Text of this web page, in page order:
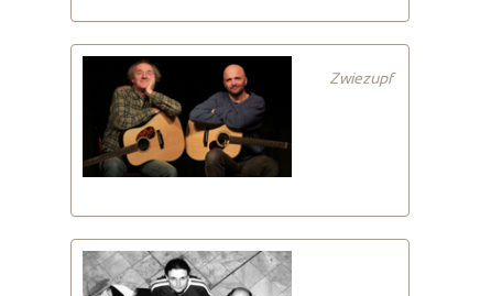
Zwiezupf